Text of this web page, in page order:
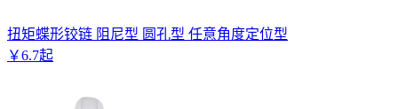
扭矩蝶形铰链 阻尼型 圆孔型 任意角度定位型
￥6.7起